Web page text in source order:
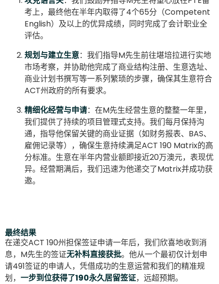
考上，最终他在半年内取得了4个65分（Competent
English）及以上的优异成绩，同时完成了会计职业全
评估。
规划与建立生意：我们指导M先生前往堪培拉进行实地
市场考察，并协助他完成了商业结构注册、生意选址、
商业计划书撰写等一系列繁琐的步骤，确保其生意符合
ACT州政府的所有要求。
精细化经营与申请：在M先生经营生意的整整一年里，
我们提供了持续的项目管理式支持。我们每月保持沟
通，指导他保留关键的商业证据（如财务报表、BAS、
雇佣记录等），确保生意持续满足ACT 190 Matrix的高
分标准。生意在半年内营业额即接近20万澳元，表现优
异。经营期满后，我们迅速为他递交了Matrix并成功获
邀。
最终结果
在递交ACT 190州担保签证申请一年后，我们欣喜地收到消
息，M先生的签证无补料直接获批。他从一个最初仅计划申
请491签证的申请人，凭借成功的生意运营和我们的精准规
划， 一步到位获得了190永久居留签证，远超预期。